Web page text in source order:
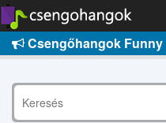
Csengőhangok